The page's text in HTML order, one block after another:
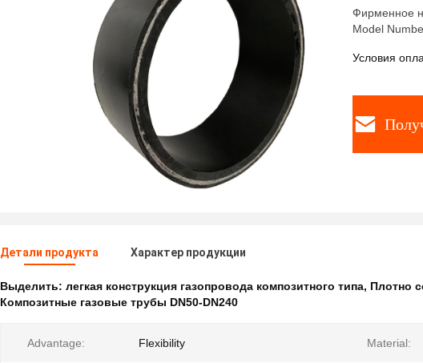
Фирменное
Model
Условия
Детали продукта Характер продукции
Выделить: легкая конструкция газопровода композитного типа, Плотно
Композитные газовые трубы DN50-DN240
Advantage: Flexibility Material: